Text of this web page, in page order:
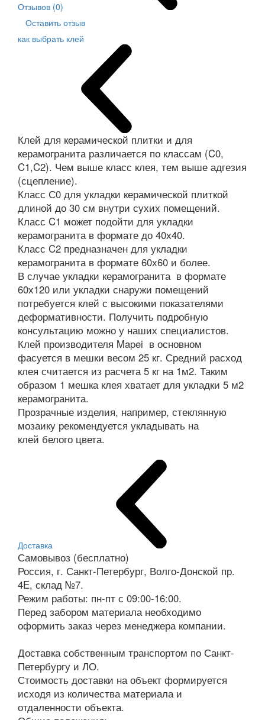
Отзывов (0)
Оставить отзыв
как выбрать клей
Клей для керамической плитки и для
керамогранита различается по классам (C0,
C1,C2). Чем выше класс клея, тем выше адгезия
(сцепление).
Класс С0 для укладки керамической плиткой
длиной до 30 см внутри сухих помещений.
Класс C1 может подойти для укладки
керамогранита в формате до 40х40.
Класс C2 предназначен для укладки
керамогранита в формате 60х60 и более.
В случае укладки керамогранита в формате
60х120 или укладки снаружи помещений
потребуется клей с высокими показателями
деформативности. Получить подробную
консультацию можно у наших специалистов.
Клей производителя Mapei в основном
фасуется в мешки весом 25 кг. Средний расход
клея считается из расчета 5 кг на 1м2. Таким
образом 1 мешка клея хватает для укладки 5 м2
керамогранита.
Прозрачные изделия, например, стеклянную
мозаику рекомендуется укладывать на
клей белого цвета.
Доставка
Самовывоз (бесплатно)
Россия, г. Санкт-Петербург, Волго-Донской пр.
4E, склад №7.
Режим работы: пн-пт с 09:00-16:00.
Перед забором материала необходимо
оформить заказ через менеджера компании.
Доставка собственным транспортом по Санкт-
Петербургу и ЛО.
Стоимость доставки на объект формируется
исходя из количества материала и
отдаленности объекта.